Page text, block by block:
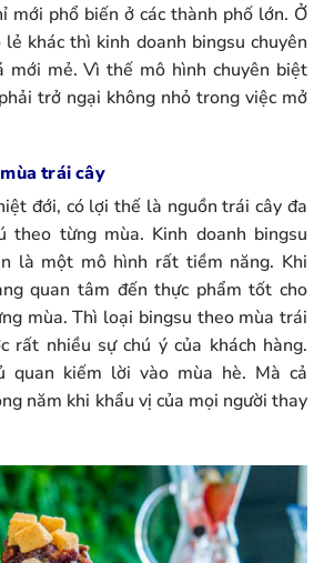
mới phổ biến ở các thành phố lớn. Ở
khác thì kinh doanh bingsu chuyên
mới mẻ. Vì thế mô hình chuyên biệt
trở ngại không nhỏ trong việc mở
trái cây
đới, có lợi thế là nguồn trái cây đa
theo từng mùa. Kinh doanh bingsu
là một mô hình rất tiềm năng. Khi
quan tâm đến thực phẩm tốt cho
mùa. Thì loại bingsu theo mùa trái
rất nhiều sự chú ý của khách hàng.
quan kiếm lời vào mùa hè. Mà cả
năm khi khẩu vị của mọi người thay